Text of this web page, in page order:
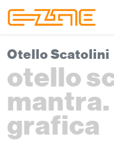
Otello Scatolini
otello
grafica